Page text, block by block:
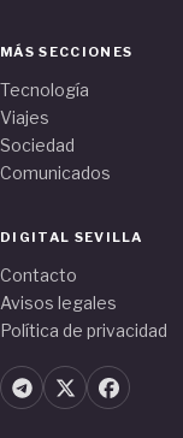
MÁS SECCIONES
Tecnología
Viajes
Sociedad
Comunicados
DIGITAL SEVILLA
Contacto
Avisos legales
Política de privacidad